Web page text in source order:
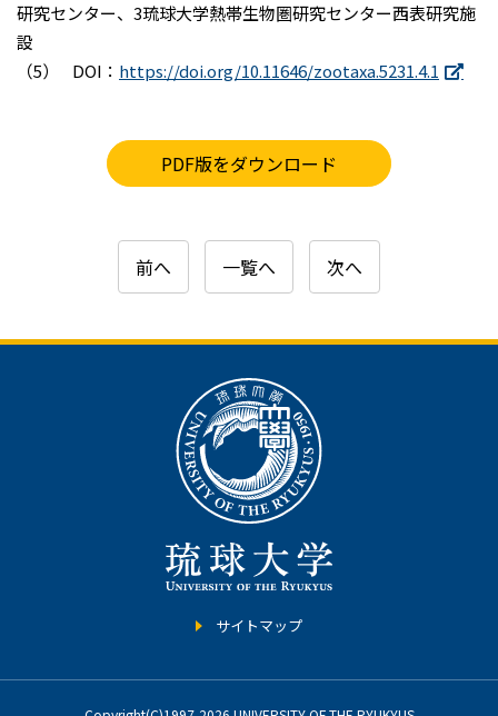
研究センター、3琉球大学熱帯生物圏研究センター西表研究施
設
（5） DOI： https://doi.org/10.11646/zootaxa.5231.4.1
PDF版をダウンロード
前へ 一覧へ 次へ
サイトマップ